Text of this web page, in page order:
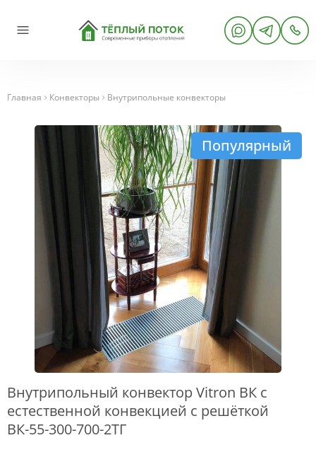
Главная Конвекторы Внутрипольные конвекторы
Популярный
Внутрипольный конвектор Vitron ВК с
естественной конвекцией с решёткой
ВК-55-300-700-2ТГ